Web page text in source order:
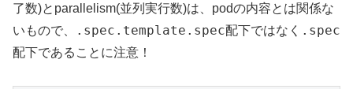
了数)とparallelism(並列実行数)は、podの内容とは関係な
いもので、
.spec.template.spec配下ではなく .spec
配下であることに注意！